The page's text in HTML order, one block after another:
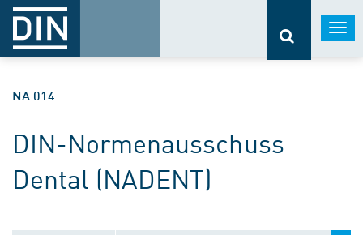
NA 014
DIN-Normenausschuss
Dental (NADENT)